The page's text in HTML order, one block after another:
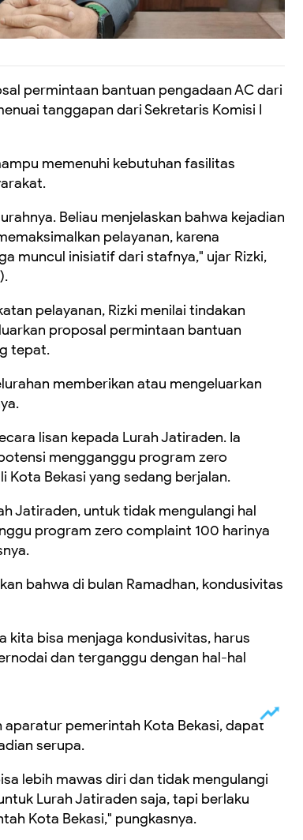
permintaan bantuan pengadaan AC dari
tanggapan dari Sekretaris Komisi I
memenuhi kebutuhan fasilitas
Beliau menjelaskan bahwa kejadian
pelayanan, karena
muncul inisiatif dari stafnya," ujar Rizki,
pelayanan, Rizki menilai tindakan
proposal permintaan bantuan
tepat.
memberikan atau mengeluarkan
lisan kepada Lurah Jatiraden. Ia
mengganggu program zero
Kota Bekasi yang sedang berjalan.
Jatiraden, untuk tidak mengulangi hal
program zero complaint 100 harinya
bahwa di bulan Ramadhan, kondusivitas
kita bisa menjaga kondusivitas, harus
dan terganggu dengan hal-hal
aparatur pemerintah Kota Bekasi, dapat
serupa.
lebih mawas diri dan tidak mengulangi
Lurah Jatiraden saja, tapi berlaku
Kota Bekasi," pungkasnya.